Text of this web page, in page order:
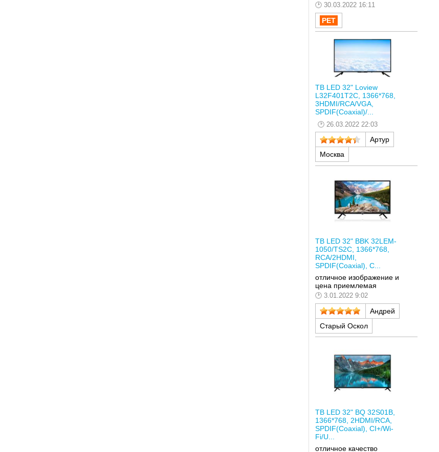
30.03.2022 16:11
ТВ LED 32" Loview
L32F401T2C, 1366*768,
3HDMI/RCA/VGA,
SPDIF(Coaxial)/...
26.03.2022 22:03
Артур
Москва
ТВ LED 32" BBK 32LEM-
1050/TS2C, 1366*768,
RCA/2HDMI,
SPDIF(Coaxial), C...
отличное изображение и
цена приемлемая
3.01.2022 9:02
Андрей
Старый Оскол
ТВ LED 32" BQ 32S01B,
1366*768, 2HDMI/RCA,
SPDIF(Coaxial), CI+/Wi-
Fi/U...
отличное качество